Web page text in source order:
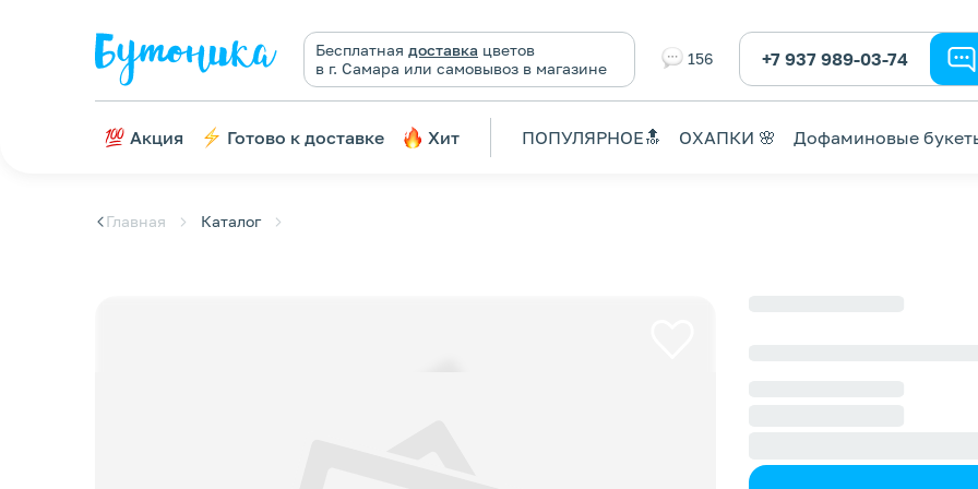
Бесплатная доставка цветов
в г. Самара или самовывоз в магазине
156 +7 937 989-03-74
Акция Готово к доставке Хит ПОПУЛЯРНОЕ🔝 ОХАПКИ 🌸 Дофаминовые
Главная Каталог